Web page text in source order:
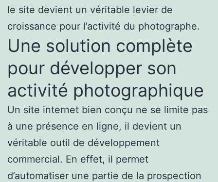
le site devient un véritable levier de
croissance pour l’activité du photographe.
Une solution complète
pour développer son
activité photographique
Un site internet bien conçu ne se limite pas
à une présence en ligne, il devient un
véritable outil de développement
commercial. En effet, il permet
d’automatiser une partie de la prospection